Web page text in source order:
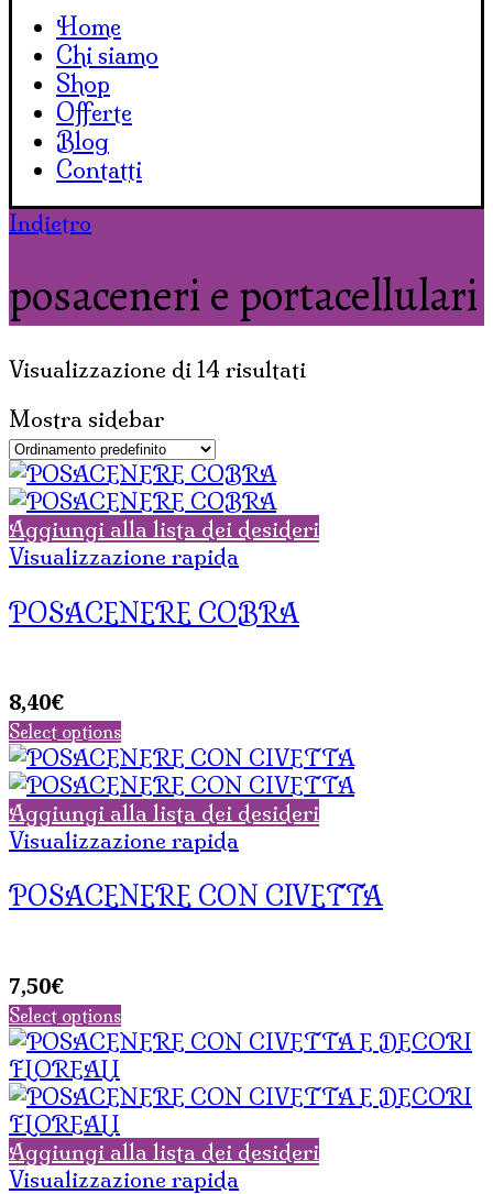
Home
Chi siamo
Shop
Offerte
Blog
Contatti
Indietro
posaceneri e portacellulari
Visualizzazione di 14 risultati
Mostra sidebar
Aggiungi alla lista dei desideri
Visualizzazione rapida
POSACENERE COBRA
8,40€
Select options
Aggiungi alla lista dei desideri
Visualizzazione rapida
POSACENERE CON CIVETTA
7,50€
Select options
Aggiungi alla lista dei desideri
Visualizzazione rapida